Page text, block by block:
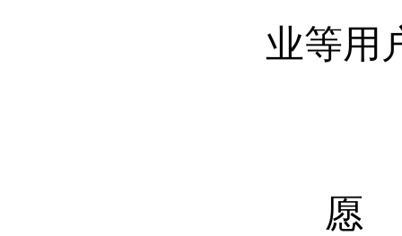
业等用
愿 景